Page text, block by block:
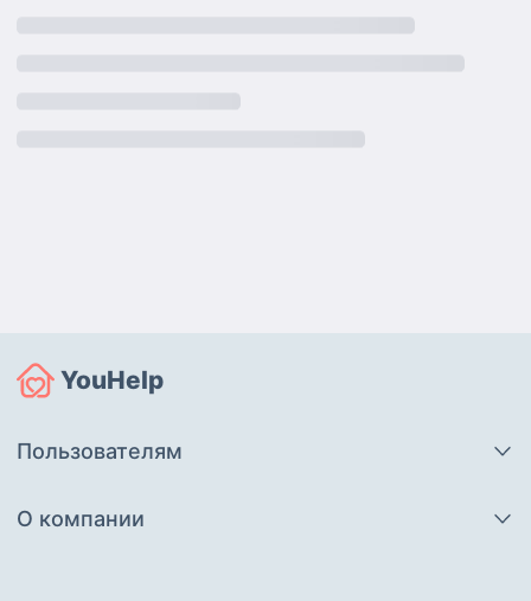
YouHelp
Пользователям
О компании